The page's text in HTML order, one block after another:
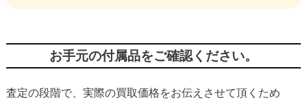
お手元の付属品をご確認ください。
査定の段階で、実際の買取価格をお伝えさせて頂くため